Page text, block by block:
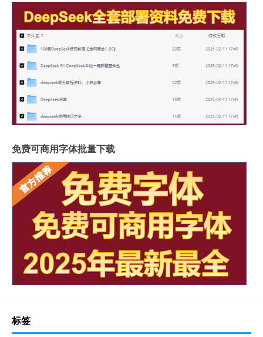
免费可商用字体批量下载
标签